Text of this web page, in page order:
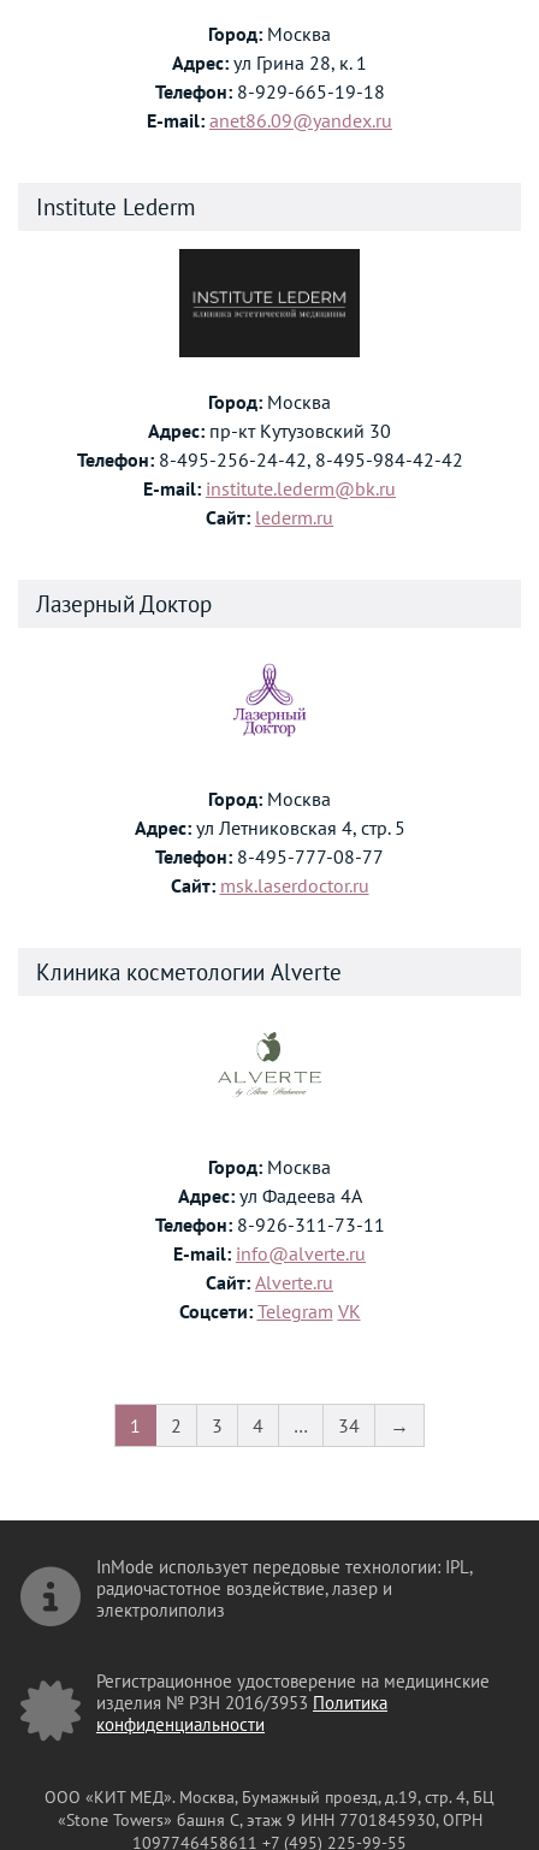
Город: Москва
Адрес: ул Грина 28, к. 1
Телефон:8-929-665-19-18
E-mail: anet86.09@yandex.ru
Institute Lederm
Город: Москва
Адрес: пр-кт Кутузовский 30
Телефон:8-495-256-24-42, 8-495-984-42-42
E-mail: institute.lederm@bk.ru
Сайт: lederm.ru
Лазерный Доктор
Город: Москва
Адрес:ул Летниковская 4, стр. 5
Телефон: 8-495-777-08-77
Сайт: msk.laserdoctor.ru
Клиника косметологии Alverte
Город: Москва
Адрес:ул Фадеева 4А
Телефон:8-926-311-73-11
E-mail: info@alverte.ru
Сайт: Alverte.ru
Соцсети: Telegram VK
1 2 3 4 … 34 →
InMode использует передовые технологии: IPL,
радиочастотное воздействие, лазер и
электролиполиз
Регистрационное удостоверение на медицинские
изделия № РЗН 2016/3953 Политика
конфиденциальности
ООО «КИТ МЕД». Москва, Бумажный проезд, д.19, стр. 4, БЦ
«Stone Towers» башня C, этаж 9 ИНН 7701845930, ОГРН
1097746458611 +7 (495) 225-99-55